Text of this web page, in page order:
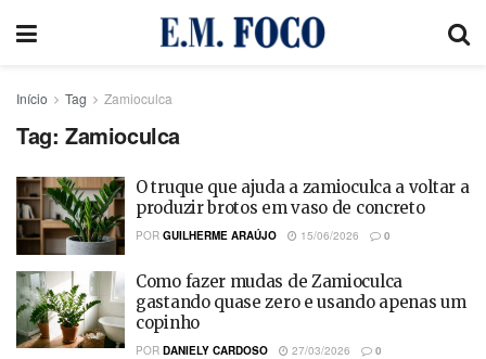
Início Tag Zamioculca
Tag: Zamioculca
O truque que ajuda a zamioculca a voltar a
produzir brotos em vaso de concreto
POR GUILHERME ARAÚJO 15/06/2026 0
Como fazer mudas de Zamioculca
gastando quase zero e usando apenas um
copinho
POR DANIELY CARDOSO 27/03/2026 0